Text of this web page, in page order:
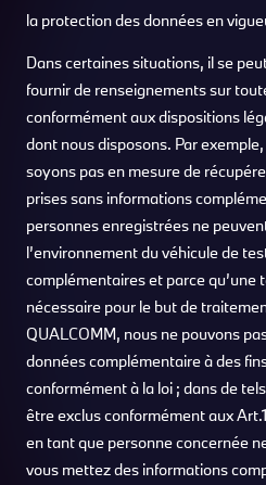
la protection des données en
Dans certaines situations, il se
fournir de renseignements sur
conformément aux dispositions
dont nous disposons. Par
soyons pas en mesure de
prises sans informations
personnes enregistrées ne
l’environnement du véhicule de
complémentaires et parce qu’une
nécessaire pour le but de
QUALCOMM, nous ne pouvons
données complémentaire à des
conformément à la loi ; dans de
être exclus conformément aux
en tant que personne concernée
vous mettez des informations